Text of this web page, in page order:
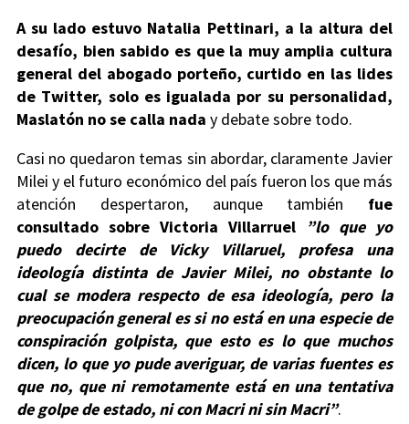
A su lado estuvo Natalia Pettinari, a la altura del
desafío, bien sabido es que la muy amplia cultura
general del abogado porteño, curtido en las lides
de Twitter, solo es igualada por su personalidad,
Maslatón no se calla nada y debate sobre todo.
Casi no quedaron temas sin abordar, claramente Javier
Milei y el futuro económico del país fueron los que más
atención despertaron, aunque también fue
consultado sobre Victoria Villarruel
”lo que yo
puedo decirte de Vicky Villaruel, profesa una
ideología distinta de Javier Milei, no obstante lo
cual se modera respecto de esa ideología, pero la
preocupación general es si no está en una especie de
conspiración golpista, que esto es lo que muchos
dicen, lo que yo pude averiguar, de varias fuentes es
que no, que ni remotamente está en una tentativa
de golpe de estado, ni con Macri ni sin Macri”.